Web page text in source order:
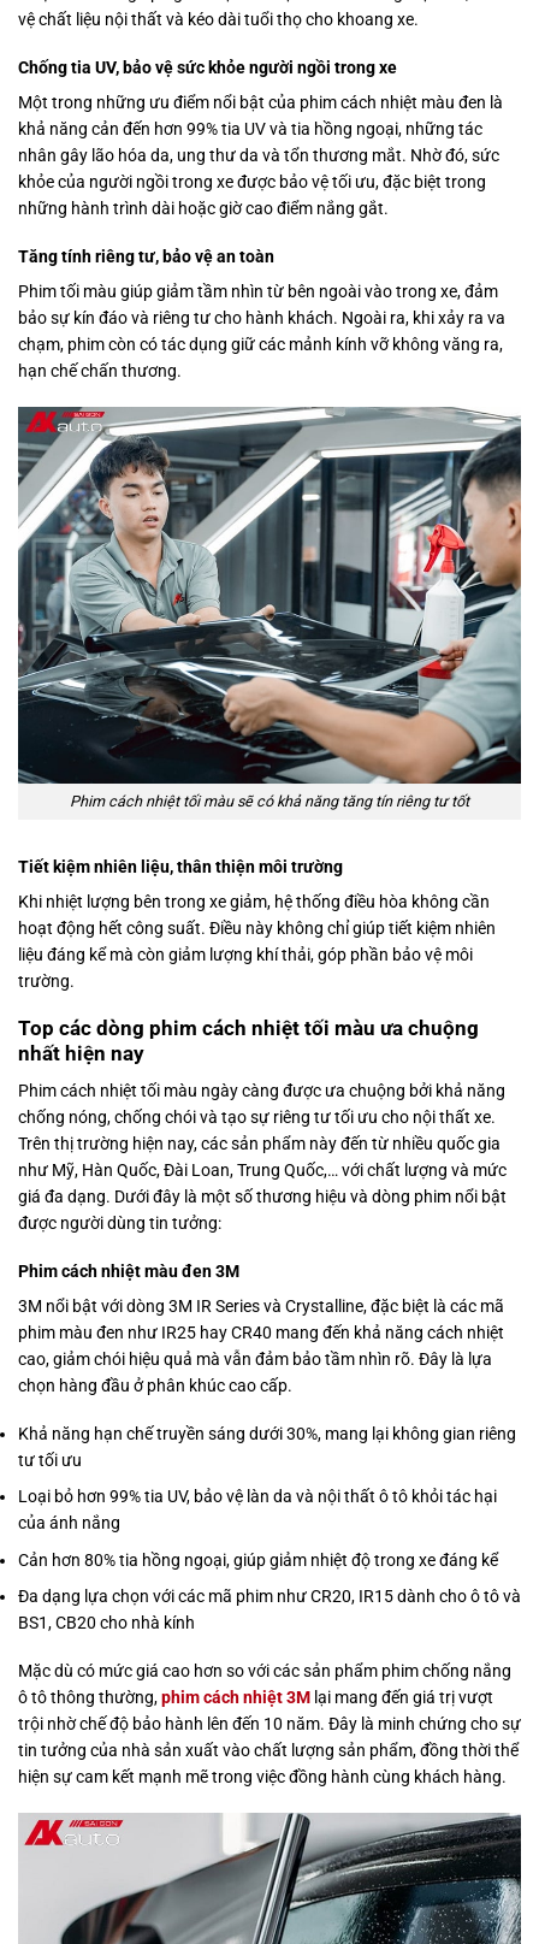
vệ chất liệu nội thất và kéo dài tuổi thọ cho khoang xe.
Chống tia UV, bảo vệ sức khỏe người ngồi trong xe
Một trong những ưu điểm nổi bật của phim cách nhiệt màu đen là
khả năng cản đến hơn 99% tia UV và tia hồng ngoại, những tác
nhân gây lão hóa da, ung thư da và tổn thương mắt. Nhờ đó, sức
khỏe của người ngồi trong xe được bảo vệ tối ưu, đặc biệt trong
những hành trình dài hoặc giờ cao điểm nắng gắt.
Tăng tính riêng tư, bảo vệ an toàn
Phim tối màu giúp giảm tầm nhìn từ bên ngoài vào trong xe, đảm
bảo sự kín đáo và riêng tư cho hành khách. Ngoài ra, khi xảy ra va
chạm, phim còn có tác dụng giữ các mảnh kính vỡ không văng ra,
hạn chế chấn thương.
Phim cách nhiệt tối màu sẽ có khả năng tăng tín riêng tư tốt
Tiết kiệm nhiên liệu, thân thiện môi trường
Khi nhiệt lượng bên trong xe giảm, hệ thống điều hòa không cần
hoạt động hết công suất. Điều này không chỉ giúp tiết kiệm nhiên
liệu đáng kể mà còn giảm lượng khí thải, góp phần bảo vệ môi
trường.
Top các dòng phim cách nhiệt tối màu ưa chuộng
nhất hiện nay
Phim cách nhiệt tối màu ngày càng được ưa chuộng bởi khả năng
chống nóng, chống chói và tạo sự riêng tư tối ưu cho nội thất xe.
Trên thị trường hiện nay, các sản phẩm này đến từ nhiều quốc gia
như Mỹ, Hàn Quốc, Đài Loan, Trung Quốc,… với chất lượng và mức
giá đa dạng. Dưới đây là một số thương hiệu và dòng phim nổi bật
được người dùng tin tưởng:
Phim cách nhiệt màu đen 3M
3M nổi bật với dòng 3M IR Series và Crystalline, đặc biệt là các mã
phim màu đen như IR25 hay CR40 mang đến khả năng cách nhiệt
cao, giảm chói hiệu quả mà vẫn đảm bảo tầm nhìn rõ. Đây là lựa
chọn hàng đầu ở phân khúc cao cấp.
Khả năng hạn chế truyền sáng dưới 30%, mang lại không gian riêng
tư tối ưu
Loại bỏ hơn 99% tia UV, bảo vệ làn da và nội thất ô tô khỏi tác hại
của ánh nắng
Cản hơn 80% tia hồng ngoại, giúp giảm nhiệt độ trong xe đáng kể
Đa dạng lựa chọn với các mã phim như CR20, IR15 dành cho ô tô và
BS1, CB20 cho nhà kính
Mặc dù có mức giá cao hơn so với các sản phẩm phim chống nắng
ô tô thông thường,phim cách nhiệt 3M lại mang đến giá trị vượt
trội nhờ chế độ bảo hành lên đến 10 năm. Đây là minh chứng cho sự
tin tưởng của nhà sản xuất vào chất lượng sản phẩm, đồng thời thể
hiện sự cam kết mạnh mẽ trong việc đồng hành cùng khách hàng.